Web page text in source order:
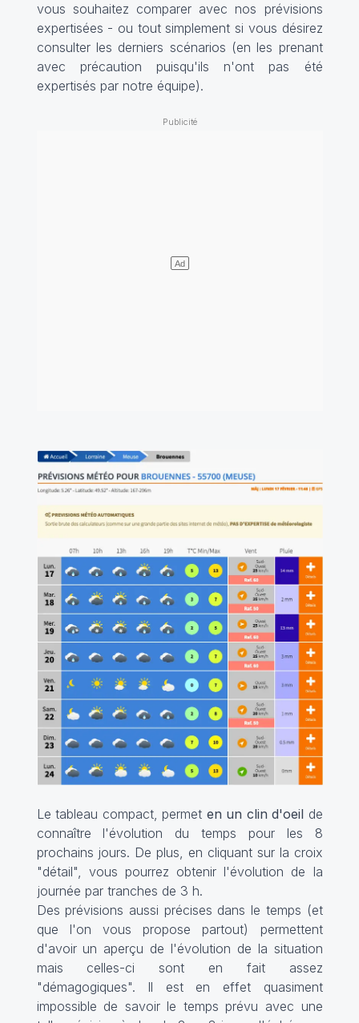
vous souhaitez comparer avec nos prévisions
expertisées - ou tout simplement si vous désirez
consulter les derniers scénarios (en les prenant
avec précaution puisqu'ils n'ont pas été
expertisés par notre équipe).
Le tableau compact, permet en un clin d'oeil de
connaître l'évolution du temps pour les 8
prochains jours. De plus, en cliquant sur la croix
"détail", vous pourrez obtenir l'évolution de la
journée par tranches de 3 h.
Des prévisions aussi précises dans le temps (et
que l'on vous propose partout) permettent
d'avoir un aperçu de l'évolution de la situation
mais celles-ci sont en fait assez
"démagogiques". Il est en effet quasiment
impossible de savoir le temps prévu avec une